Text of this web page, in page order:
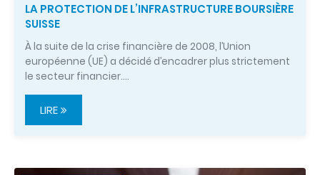
LA PROTECTION DE L’INFRASTRUCTURE BOURSIÈRE
SUISSE
À la suite de la crise financière de 2008, l’Union
européenne (UE) a décidé d’encadrer plus strictement
le secteur financier.…
LIRE